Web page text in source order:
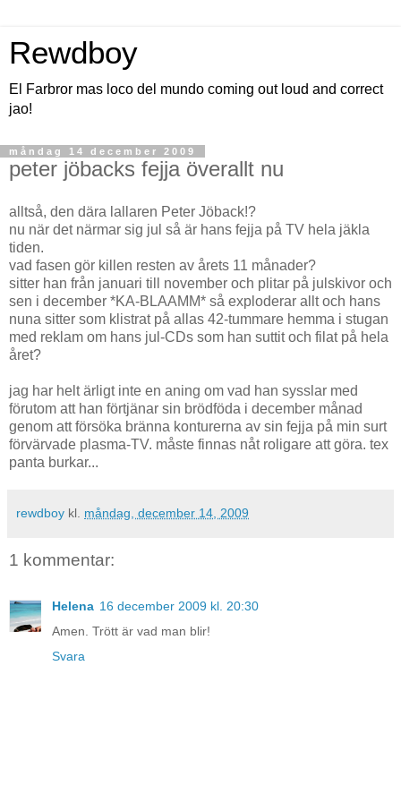
Rewdboy
El Farbror mas loco del mundo coming out loud and correct
jao!
måndag 14 december 2009
peter jöbacks fejja överallt nu
alltså, den dära lallaren Peter Jöback!?
nu när det närmar sig jul så är hans fejja på TV hela jäkla
tiden.
vad fasen gör killen resten av årets 11 månader?
sitter han från januari till november och plitar på julskivor och
sen i december *KA-BLAAMM* så exploderar allt och hans
nuna sitter som klistrat på allas 42-tummare hemma i stugan
med reklam om hans jul-CDs som han suttit och filat på hela
året?
jag har helt ärligt inte en aning om vad han sysslar med
förutom att han förtjänar sin brödföda i december månad
genom att försöka bränna konturerna av sin fejja på min surt
förvärvade plasma-TV. måste finnas nåt roligare att göra. tex
panta burkar...
rewdboy kl. måndag, december 14, 2009
1 kommentar:
Helena 16 december 2009 kl. 20:30
Amen. Trött är vad man blir!
Svara